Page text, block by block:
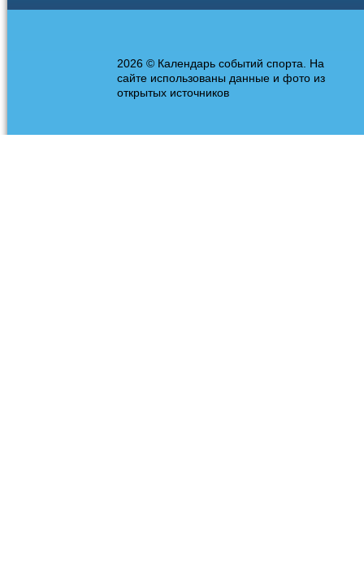
2026 © Календарь событий спорта. На
сайте использованы данные и фото из
открытых источников